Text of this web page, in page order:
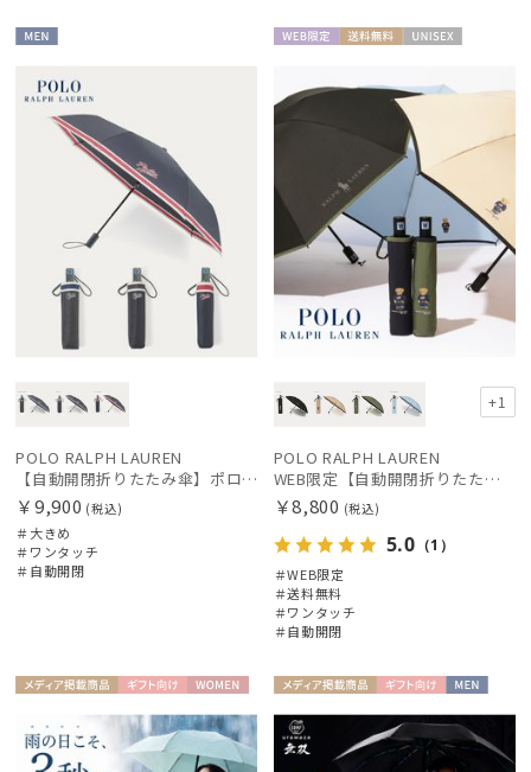
POLO RALPH LAUREN
【自動開閉折りたたみ傘】ポロ ラルフ ローレン（POLO RALPH LAUREN）ボーダー 大きめ60cm ワンタッチ開閉
￥9,900 (税込)
＃大きめ
＃ワンタッチ
＃自動開閉
料
X
+1
POLO RALPH LAUREN
WEB限定【自動開閉折りたたみ傘】ポロ ラルフ ローレン（POLO RALPH LAUREN）FLAG ベア ワンタッチ開閉
￥8,800 (税込)
5.0 （1）
＃WEB限定
＃送料無料
＃ワンタッチ
＃自動開閉
載商品
向け
N
載商品
向け